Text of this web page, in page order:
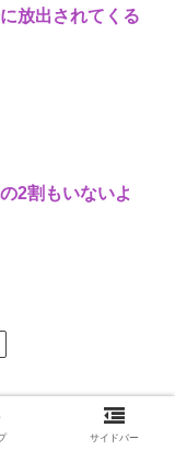
放出されてくる
2割もいないよ
サイドバー